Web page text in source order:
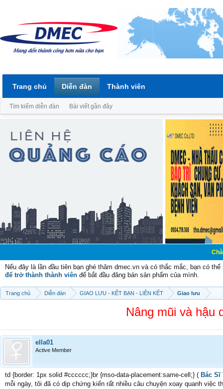
Chào mừng
Nếu đây là lần đầu tiên bạn ghé thăm dmec.vn và có thắc mắc, bạn có
để trở thành thành viên để bắt đầu đăng bán sản phẩm của mình.
Trang chủ Diễn đàn GIAO LƯU - KẾT BẠN - LIÊN KẾT Giao lưu
Nâng mũi và hậu
ella01
Active Member
td {border: 1px solid #cccccc;}br {mso-data-placement:same-cell;} ( Bác Sĩ
mỗi ngày, tôi đã có dịp chứng kiến rất nhiều câu chuyện xoay quanh
Trang chủ Diễn đàn
Tìm kiếm diễn đàn Bài viết gần đây
Thành viên